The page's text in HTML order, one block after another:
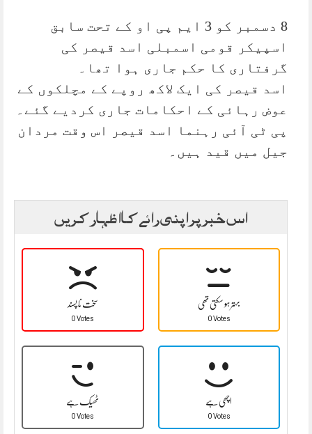
8 دسمبر کو 3 ایم پی او کے تحت سابق
اسپیکر قومی اسمبلی اسد قیصر کی
گرفتاری کا حکم جاری ہوا تھا۔
اسد قیصر کی ایک لاکھ روپے کے مچلکوں کے
عوض رہائی کے احکامات جاری کردیے گئے۔
پی ٹی آئی رہنما اسد قیصر اس وقت مردان
جیل میں قید ہیں۔
اس خبر پر اپنی رائے کا اظہار کریں
سخت نا پسند
0 Votes
بہتر ہو سکتی تھی
0 Votes
ٹھیک ہے
0 Votes
اچھی ہے
0 Votes